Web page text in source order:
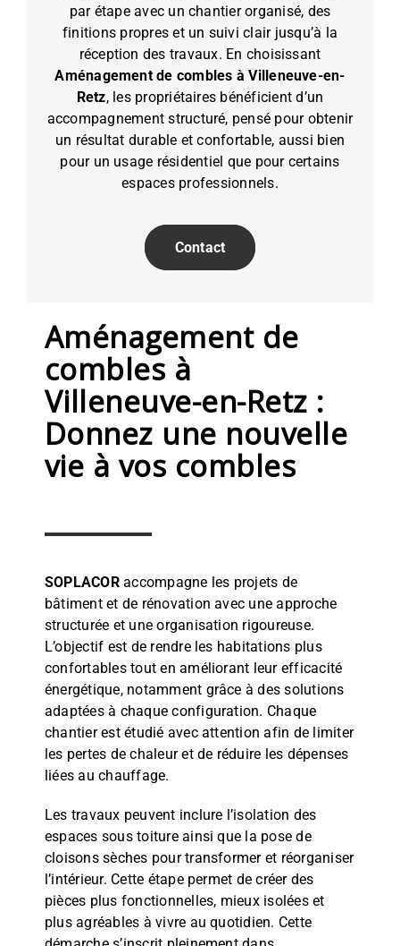
par étape avec un chantier organisé, des
finitions propres et un suivi clair jusqu’à la
réception des travaux. En choisissant
Aménagement de combles à Villeneuve-en-
Retz, les propriétaires bénéficient d’un
accompagnement structuré, pensé pour obtenir
un résultat durable et confortable, aussi bien
pour un usage résidentiel que pour certains
espaces professionnels.
Contact
Aménagement de
combles à
Villeneuve-en-Retz :
Donnez une nouvelle
vie à vos combles
SOPLACORaccompagne les projets de
bâtiment et de rénovation avec une approche
structurée et une organisation rigoureuse.
L’objectif est de rendre les habitations plus
confortables tout en améliorant leur efficacité
énergétique, notamment grâce à des solutions
adaptées à chaque configuration. Chaque
chantier est étudié avec attention afin de limiter
les pertes de chaleur et de réduire les dépenses
liées au chauffage.
Les travaux peuvent inclure l’isolation des
espaces sous toiture ainsi que la pose de
cloisons sèches pour transformer et réorganiser
l’intérieur. Cette étape permet de créer des
pièces plus fonctionnelles, mieux isolées et
plus agréables à vivre au quotidien. Cette